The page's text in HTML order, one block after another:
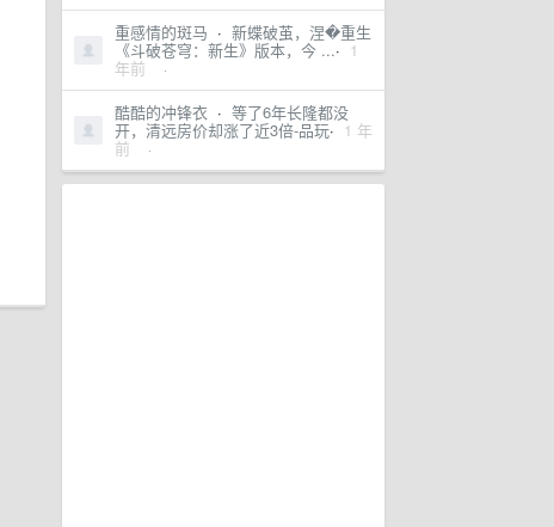
重感情的斑马 · 新蝶破茧，涅�重生
《斗破苍穹：新生》版本，今 ...· 1
年前 ·
酷酷的冲锋衣 · 等了6年长隆都没
开，清远房价却涨了近3倍-品玩· 1 年
前 ·